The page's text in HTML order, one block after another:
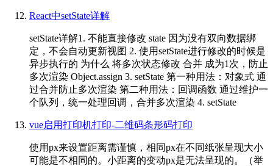
React中setState详解
setState详解1. 不能直接修改 state 因为没有双向数据绑
定，不会自动更新视图 2. 使用setState进行修改的时候是
异步执行的 为什么 将多次状态修改 合并 成为1次，防止
多次渲染 Object.assign 3. setState 第一种用法：对象式 通
过合并防止多次渲染 第二种用法：回调函数 通过维护一
个队列，统一处理回调，合并多次渲染 4. setState
vue启用打印机打印-二维码条形码打印
使用px来设置距离需谨慎，相同px在不同纸张呈现大小
可能是不相同的。小距离的变动px是无法呈现的。（举